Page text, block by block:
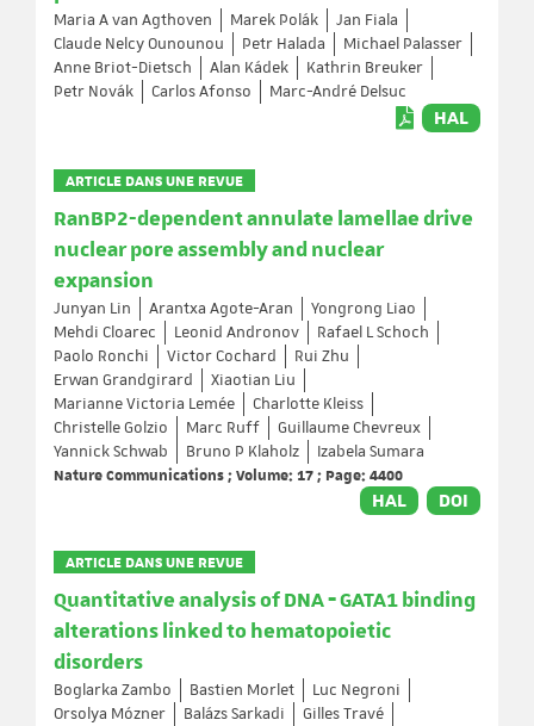
Maria A van Agthoven Marek Polák
Jan Fiala
Claude Nelcy Ounounou
Petr Halada
Michael Palasser
Anne Briot-Dietsch
Alan Kádek
Kathrin Breuker
Petr Novák
Carlos Afonso Marc-André Delsuc
HAL
ARTICLE DANS UNE REVUE
RanBP2-dependent annulate lamellae drive
nuclear pore assembly and nuclear
expansion
Junyan Lin Arantxa Agote-Aran
Yongrong Liao
Mehdi Cloarec
Leonid Andronov
Rafael L Schoch
Paolo Ronchi
Victor Cochard
Rui Zhu
Erwan Grandgirard
Xiaotian Liu
Marianne Victoria Lemée
Charlotte Kleiss
Christelle Golzio
Marc Ruff
Guillaume Chevreux
Yannick Schwab
Bruno P Klaholz
Izabela Sumara
Nature Communications ; Volume: 17 ; Page: 4400
HAL DOI
ARTICLE DANS UNE REVUE
Quantitative analysis of DNA ‐ GATA1 binding
alterations linked to hematopoietic
disorders
Boglarka Zambo Bastien Morlet
Luc Negroni
Orsolya Mózner
Balázs Sarkadi Gilles Travé